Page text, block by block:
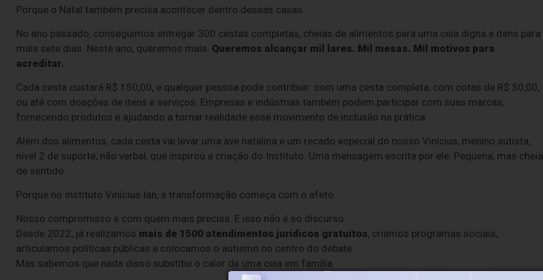
Porque o Natal também precisa acontecer dentro dessas casas.
No ano passado, conseguimos entregar 300 cestas completas, cheias de alimentos para uma ceia digna e itens para
mais sete dias. Neste ano, queremos mais. Queremos alcançar mil lares. Mil mesas. Mil motivos para
acreditar.
Cada cesta custará R$ 150,00, e qualquer pessoa pode contribuir: com uma cesta completa, com cotas de R$ 50,00,
ou até com doações de itens e serviços. Empresas e indústrias também podem participar com suas marcas,
fornecendo produtos e ajudando a tornar realidade esse movimento de inclusão na prática.
Além dos alimentos, cada cesta vai levar uma ave natalina e um recado especial do nosso Vinícius, menino autista,
nível 2 de suporte, não verbal, que inspirou a criação do Instituto. Uma mensagem escrita por ele. Pequena, mas cheia
de sentido.
Porque no Instituto Vinícius Ian, a transformação começa com o afeto.
Nosso compromisso é com quem mais precisa. E isso não é só discurso.
Desde 2022, já realizamos mais de 1500 atendimentos jurídicos gratuitos, criamos programas sociais,
articulamos políticas públicas e colocamos o autismo no centro do debate.
Mas sabemos que nada disso substitui o calor de uma ceia em família.